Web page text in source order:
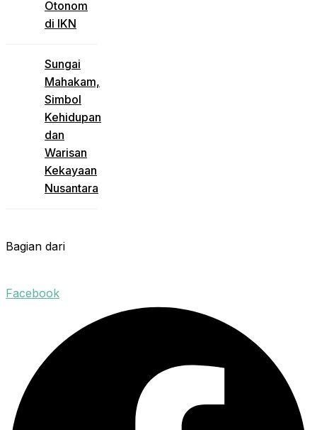
Otonom
di IKN
Sungai
Mahakam,
Simbol
Kehidupan
dan
Warisan
Kekayaan
Nusantara
Bagian dari
Facebook